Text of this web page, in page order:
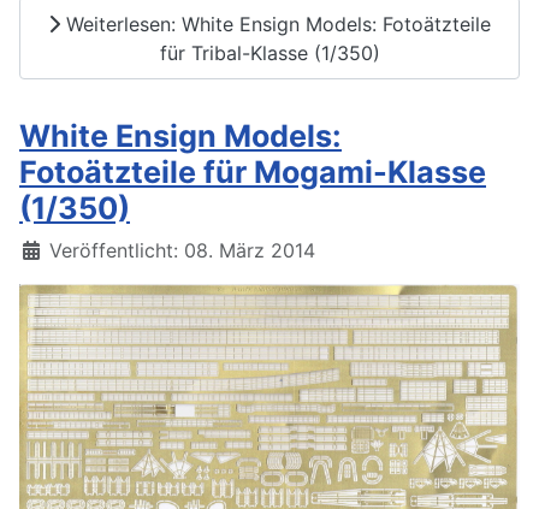
Weiterlesen: White Ensign Models: Fotoätzteile
für Tribal-Klasse (1/350)
White Ensign Models:
Fotoätzteile für Mogami-Klasse
(1/350)
Details
Veröffentlicht: 08. März 2014